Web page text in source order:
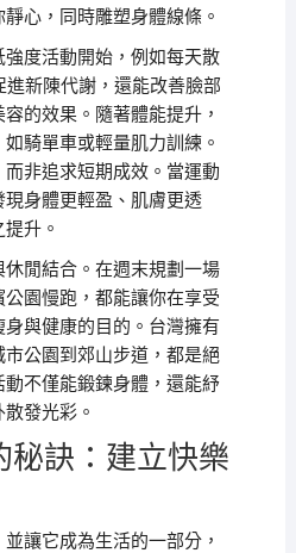
心，同時雕塑身體線條。
度活動開始，例如每天散
新陳代謝，還能改善臉部
的效果。隨著體能提升，
騎單車或輕量肌力訓練。
非追求短期成效。當運動
身體更輕盈、肌膚更透
升。
閒結合。在週末規劃一場
園慢跑，都能讓你在享受
與健康的目的。台灣擁有
公園到郊山步道，都是絕
不僅能鍛鍊身體，還能紓
發光彩。
秘訣：建立快樂
讓它成為生活的一部分，